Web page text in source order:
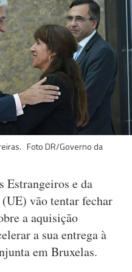
Foto DR/Governo da
Estrangeiros e da
vão tentar fechar
a aquisição
a sua entrega à
em Bruxelas.